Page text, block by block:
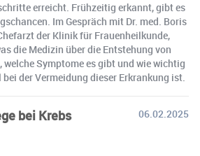
erreicht. Frühzeitig erkannt, gibt es
Im Gespräch mit Dr. med. Boris
der Klinik für Frauenheilkunde,
die Medizin über die Entstehung von
welche Symptome es gibt und wie wichtig
der Vermeidung dieser Erkrankung ist.
bei Krebs
06.02.2025